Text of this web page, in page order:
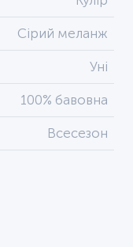
Сірий меланж
Уні
100% бавовна
Всесезон